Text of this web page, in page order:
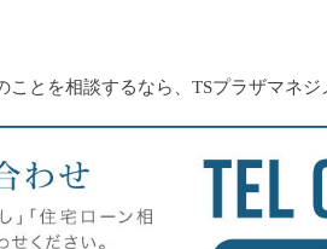
とを相談するなら、TSプラザマネジ